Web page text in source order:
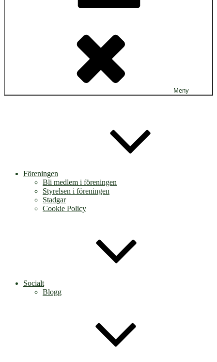
Meny
Föreningen
Bli medlem i föreningen
Styrelsen i föreningen
Stadgar
Cookie Policy
Socialt
Blogg